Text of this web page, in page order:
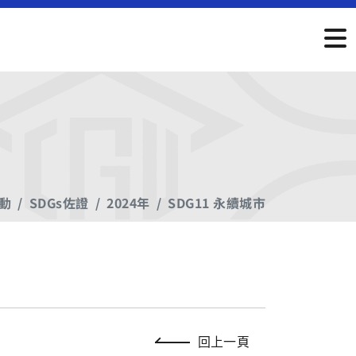
SDGs佐證 2024年 SDG11 永續城市
回上一頁